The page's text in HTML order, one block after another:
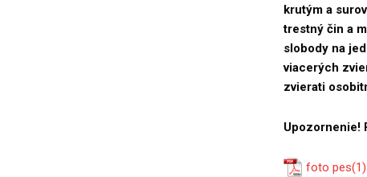
krutým a
trestný čin a
slobody na
viacerých
zvierati
Upozornenie!
foto pes(1)